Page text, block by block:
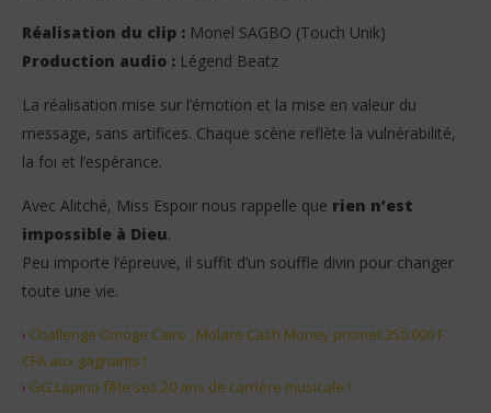
Réalisation du clip : Monel SAGBO (Touch Unik)
Production audio : Légend Beatz
La réalisation mise sur l’émotion et la mise en valeur du
message, sans artifices. Chaque scène reflète la vulnérabilité,
la foi et l’espérance.
Avec Alitché, Miss Espoir nous rappelle que rien n’est
impossible à Dieu.
Peu importe l’épreuve, il suffit d’un souffle divin pour changer
toute une vie.
› Challenge Omoge Cairo : Molare Cash Money promet 350.000 F
CFA aux gagnants !
› GG Lapino fête ses 20 ans de carrière musicale !